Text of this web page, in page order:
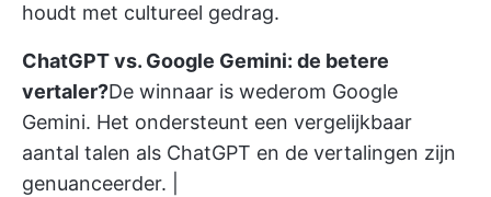
houdt met cultureel gedrag.
ChatGPT vs. Google Gemini: de betere
vertaler?De winnaar is wederom Google
Gemini. Het ondersteunt een vergelijkbaar
aantal talen als ChatGPT en de vertalingen zijn
genuanceerder. |